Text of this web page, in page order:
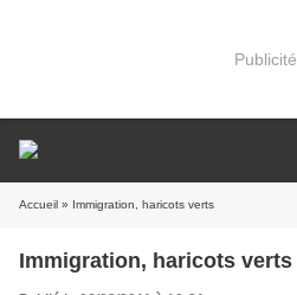
Publicité
Accueil » Immigration, haricots verts
Immigration, haricots verts